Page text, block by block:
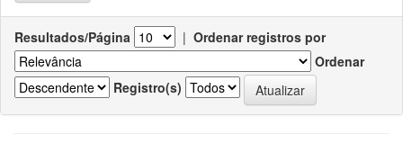
Resultados/Página | Ordenar registros por
Ordenar
Registro(s)